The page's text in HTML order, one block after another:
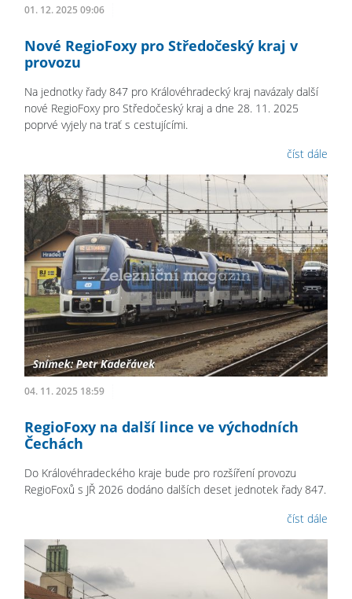
01. 12. 2025 09:06
Nové RegioFoxy pro Středočeský kraj v
provozu
Na jednotky řady 847 pro Královéhradecký kraj navázaly další
nové RegioFoxy pro Středočeský kraj a dne 28. 11. 2025
poprvé vyjely na trať s cestujícími.
číst dále
04. 11. 2025 18:59
RegioFoxy na další lince ve východních
Čechách
Do Královéhradeckého kraje bude pro rozšíření provozu
RegioFoxů s JŘ 2026 dodáno dalších deset jednotek řady 847.
číst dále